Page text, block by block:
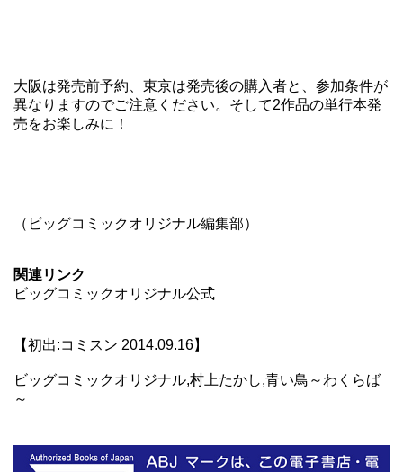
大阪は発売前予約、東京は発売後の購入者と、参加条件が
異なりますのでご注意ください。そして2作品の単行本発
売をお楽しみに！
（ビッグコミックオリジナル編集部）
関連リンク
ビッグコミックオリジナル公式
【初出:コミスン 2014.09.16】
ビッグコミックオリジナル,村上たかし,青い鳥～わくらば
～